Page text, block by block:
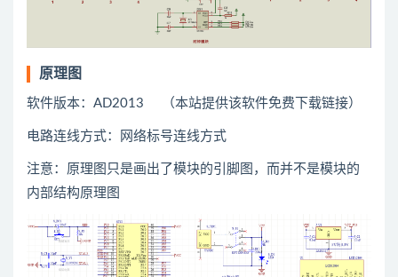
原理图
软件版本：AD2013 （本站提供该软件免费下载链接）
电路连线方式：网络标号连线方式
注意：原理图只是画出了模块的引脚图，而并不是模块的
内部结构原理图